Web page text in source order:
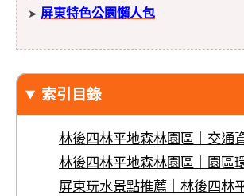
➤ 屏東特色公園懶人包
索引目錄
林後四林平地森林園區｜交通
林後四林平地森林園區｜園區
屏東玩水景點推薦｜林後四林